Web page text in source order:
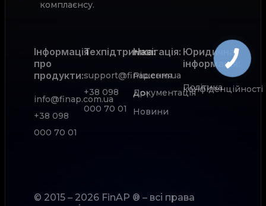
комплаєнсу.
Інформація
про
продукти:
info@finap.com.ua
+38 098
000 70 01
Техпідтримка:
support@finap.com.ua
+38 098
000 70 01
Рішення
Документація
АРІ
Новини
Навігація: Юридична
інформація:
Політика
конфіденційності
© 2015 – 2026 FinAP ® – всі права